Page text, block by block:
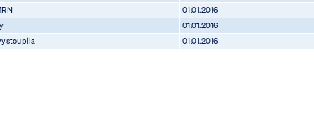
01.01.2016
01.01.2016
01.01.2016